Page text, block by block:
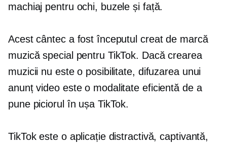
machiaj pentru ochi, buzele și față.
Acest cântec a fost începutul creat de marcă
muzică special pentru TikTok. Dacă crearea
muzicii nu este o posibilitate, difuzarea unui
anunț video este o modalitate eficientă de a
pune piciorul în ușa TikTok.
TikTok este o aplicație distractivă, captivantă,